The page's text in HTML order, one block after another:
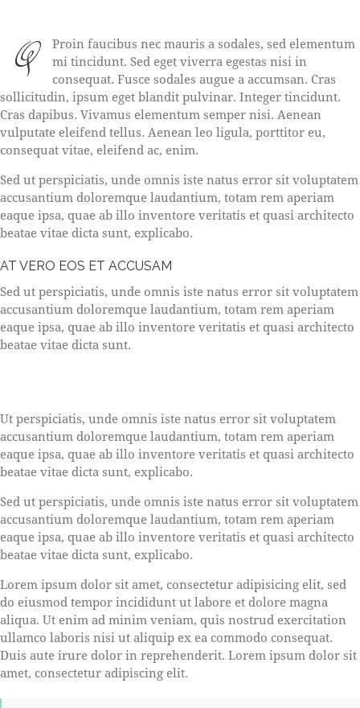
Q
Proin faucibus nec mauris a sodales, sed elementum
mi tincidunt. Sed eget viverra egestas nisi in
consequat. Fusce sodales augue a accumsan. Cras
sollicitudin, ipsum eget blandit pulvinar. Integer tincidunt.
Cras dapibus. Vivamus elementum semper nisi. Aenean
vulputate eleifend tellus. Aenean leo ligula, porttitor eu,
consequat vitae, eleifend ac, enim.
Sed ut perspiciatis, unde omnis iste natus error sit voluptatem
accusantium doloremque laudantium, totam rem aperiam
eaque ipsa, quae ab illo inventore veritatis et quasi architecto
beatae vitae dicta sunt, explicabo.
AT VERO EOS ET ACCUSAM
Sed ut perspiciatis, unde omnis iste natus error sit voluptatem
accusantium doloremque laudantium, totam rem aperiam
eaque ipsa, quae ab illo inventore veritatis et quasi architecto
beatae vitae dicta sunt.
Ut perspiciatis, unde omnis iste natus error sit voluptatem
accusantium doloremque laudantium, totam rem aperiam
eaque ipsa, quae ab illo inventore veritatis et quasi architecto
beatae vitae dicta sunt, explicabo.
Sed ut perspiciatis, unde omnis iste natus error sit voluptatem
accusantium doloremque laudantium, totam rem aperiam
eaque ipsa, quae ab illo inventore veritatis et quasi architecto
beatae vitae dicta sunt, explicabo.
Lorem ipsum dolor sit amet, consectetur adipisicing elit, sed
do eiusmod tempor incididunt ut labore et dolore magna
aliqua. Ut enim ad minim veniam, quis nostrud exercitation
ullamco laboris nisi ut aliquip ex ea commodo consequat.
Duis aute irure dolor in reprehenderit. Lorem ipsum dolor sit
amet, consectetur adipiscing elit.